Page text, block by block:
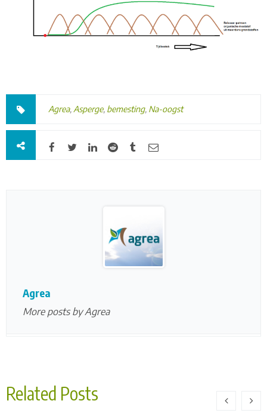
Agrea, Asperge, bemesting, Na-oogst
Agrea
More posts by Agrea
Related Posts